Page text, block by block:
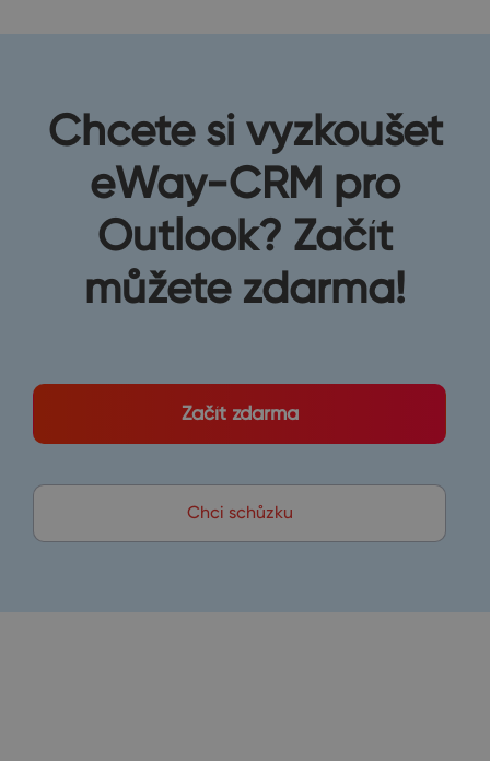
Chcete si vyzkoušet
eWay-CRM pro
Outlook? Začít
můžete zdarma!
Začít zdarma
Chci schůzku